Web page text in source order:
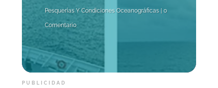
Pesquerías Y Condiciones Oceanográficas| 0
Comentario